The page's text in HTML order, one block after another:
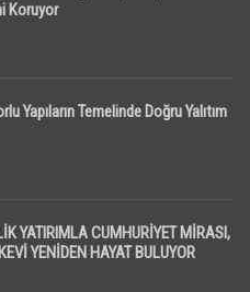
Koruyor
Yapıların Temelinde Doğru Yalıtım
YATIRIMLA CUMHURİYET MİRASI,
YENİDEN HAYAT BULUYOR